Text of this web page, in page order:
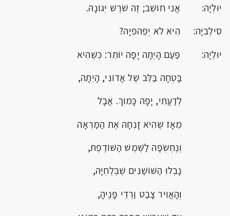
יוּלְיָה: אֲנִי חוֹשֵׁב; זֶה שֹׁרֶשׁ יְגוֹנָהּ.
סִילְבִיָּה: הִיא לֹא יְפֵהפִיָּה?
יוּלְיָה: פַּעַם הָיְתָה יָפָה יוֹתֵר: כְּשֶׁהִיא
בָּטְחָה בַּלֵּב שֶׁל אֲדוֹנִי, הָיְתָה,
לְדַעֲתִי, יָפָה כָּמוֹךְ. אֲבָל
מֵאָז שֶׁהִיא זָנְחָה אֶת הַמַּרְאָה
וְנֶחְשְׂפָה לַשֶּׁמֶשׁ הַשּׁוֹדֶפֶת,
נָבְלוּ הַשּׁוֹשַׁנִּים שֶׁבְּלֶחְיָהּ,
וְהָאֲוִיר צָבַט וַרְדֵי פָּנֶיהָ,